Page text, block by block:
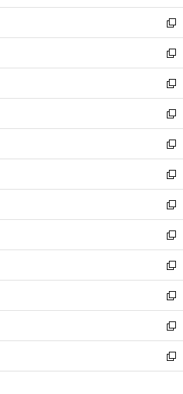
開
く
ウ
で
開
く
ン
ド
ウ
で
開
く
新
し
い
ウ
ィ
ン
ド
ウ
で
開
く
新
し
い
ウ
ィ
ン
ド
ウ
で
開
く
新
し
い
ウ
ィ
ン
ド
ウ
で
開
く
新
し
い
ウ
ィ
ン
ド
ウ
で
開
く
新
し
い
ウ
ィ
ン
ド
ウ
で
開
く
新
し
い
ウ
ィ
ン
ド
ウ
で
開
く
新
し
い
ウ
ィ
ン
ド
ウ
で
開
く
新
し
い
ウ
ィ
ン
ド
ウ
で
開
新
し
い
ウ
ィ
ン
ド
ウ
新
し
い
ウ
ィ
ン
新
し
い
ウ
新
し